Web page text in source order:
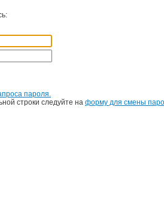
пароля.
строки следуйте на форму для смены